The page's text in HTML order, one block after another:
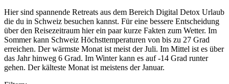
Hier sind spannende Retreats aus dem Bereich Digital Detox Urlaub
die du in Schweiz besuchen kannst. Für eine bessere Entscheidung
über den Reisezeitraum hier ein paar kurze Fakten zum Wetter. Im
Sommer kann Schweiz Höchsttemperaturen von bis zu 27 Grad
erreichen. Der wärmste Monat ist meist der Juli. Im Mittel ist es über
das Jahr hinweg 6 Grad. Im Winter kann es auf -14 Grad runter
gehen. Der kälteste Monat ist meistens der Januar.